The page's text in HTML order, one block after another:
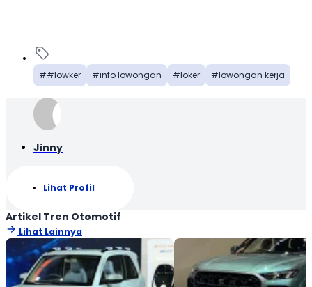
#lowker info lowongan loker lowongan kerja
Jinny
Lihat Profil
Artikel Tren Otomotif
Lihat Lainnya